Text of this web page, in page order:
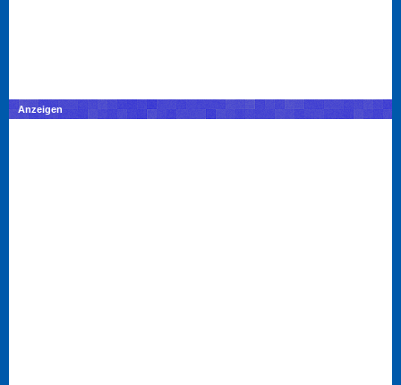
Anzeigen